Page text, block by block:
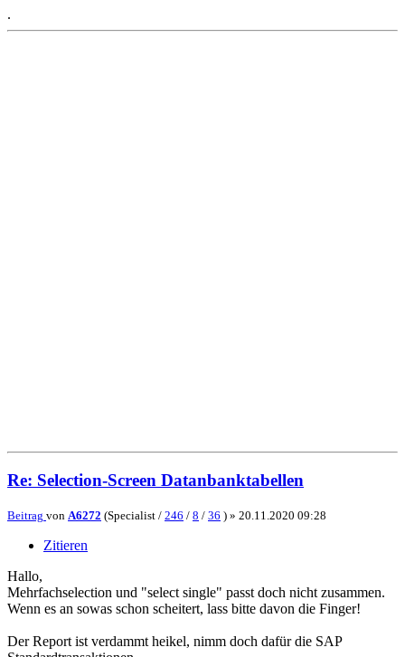
.
Re: Selection-Screen Datanbanktabellen
Beitrag von A6272 (Specialist / 246 / 8 / 36 ) » 20.11.2020 09:28
Zitieren
Hallo,
Mehrfachselection und "select single" passt doch nicht zusammen.
Wenn es an sowas schon scheitert, lass bitte davon die Finger!
Der Report ist verdammt heikel, nimm doch dafür die SAP